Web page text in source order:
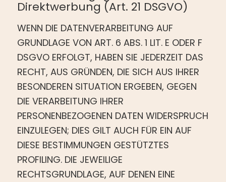
Direktwerbung (Art. 21 DSGVO)
WENN DIE DATENVERARBEITUNG AUF
GRUNDLAGE VON ART. 6 ABS. 1 LIT. E ODER F
DSGVO ERFOLGT, HABEN SIE JEDERZEIT DAS
RECHT, AUS GRÜNDEN, DIE SICH AUS IHRER
BESONDEREN SITUATION ERGEBEN, GEGEN
DIE VERARBEITUNG IHRER
PERSONENBEZOGENEN DATEN WIDERSPRUCH
EINZULEGEN; DIES GILT AUCH FÜR EIN AUF
DIESE BESTIMMUNGEN GESTÜTZTES
PROFILING. DIE JEWEILIGE
RECHTSGRUNDLAGE, AUF DENEN EINE